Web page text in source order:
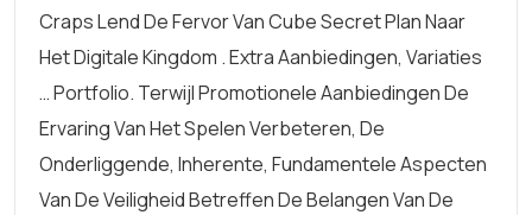
Craps Lend De Fervor Van Cube Secret Plan Naar
Het Digitale Kingdom . Extra Aanbiedingen, Variaties
… Portfolio. Terwijl Promotionele Aanbiedingen De
Ervaring Van Het Spelen Verbeteren, De
Onderliggende, Inherente, Fundamentele Aspecten
Van De Veiligheid Betreffen De Belangen Van De